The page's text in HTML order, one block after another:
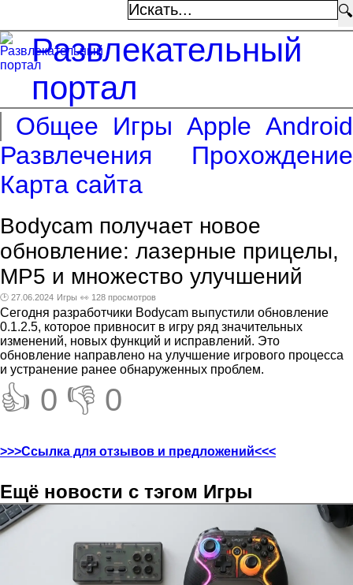
🔍
Развлекательный
портал
Общее Игры Apple Android
Развлечения
Прохождение
Карта сайта
Bodycam получает новое
обновление: лазерные прицелы,
MP5 и множество улучшений
🕑 27.06.2024 Игры 👀 128 просмотров
Сегодня разработчики Bodycam выпустили обновление
0.1.2.5, которое привносит в игру ряд значительных
изменений, новых функций и исправлений. Это
обновление направлено на улучшение игрового процесса
и устранение ранее обнаруженных проблем.
👍 0 👎 0
>>>Ссылка для отзывов и предложений<<<
Ещё новости с тэгом Игры